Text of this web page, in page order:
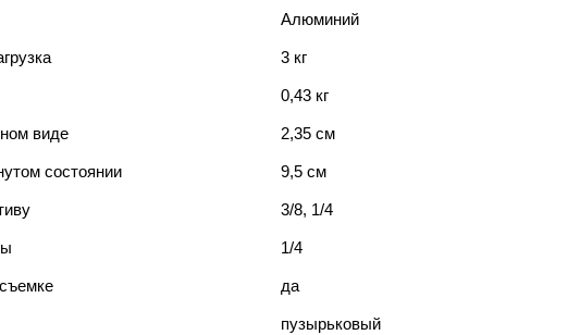
Алюминий
3 кг
0,43 кг
виде 2,35 см
состоянии 9,5 см
3/8, 1/4
1/4
да
пузырьковый